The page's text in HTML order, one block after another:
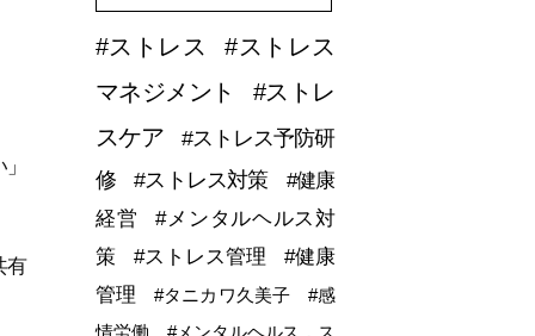
有
#ストレス
#ストレス
マネジメント
#ストレ
スケア
#ストレス予防研
修
#ストレス対策
#健康
経営
#メンタルヘルス対
策
#ストレス管理
#健康
管理
#タニカワ久美子
#感
情労働
#メンタルヘルス，ス